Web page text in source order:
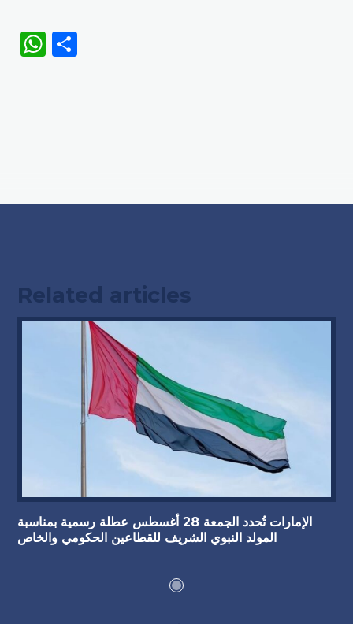
WhatsApp
Related articles
الإمارات تُحدد الجمعة 28 أغسطس عطلة رسمية بمناسبة
المولد النبوي الشريف للقطاعين الحكومي والخاص